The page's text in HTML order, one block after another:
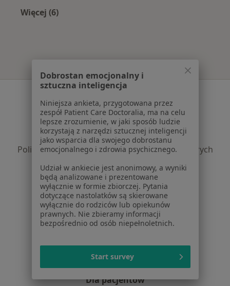
Więcej (6)
Serwis
Regulamin
Polityka prywatności pacjentów
Polityka prywatności profesjonalistów
Polityka prywatności dla profesjonalistów, których
Polityka cookies
Jak działają wyniki wyszukiwania
Dostępność
O nas
Praca Rekrutujemy!
Centrum prasowe
Kontakt
Dla pacjentów
Dobrostan emocjonalny i
sztuczna inteligencja
Niniejsza ankieta, przygotowana przez
zespół Patient Care Doctoralia, ma na celu
lepsze zrozumienie, w jaki sposób ludzie
korzystają z narzędzi sztucznej inteligencji
jako wsparcia dla swojego dobrostanu
emocjonalnego i zdrowia psychicznego.
Udział w ankiecie jest anonimowy, a wyniki
będą analizowane i prezentowane
wyłącznie w formie zbiorczej. Pytania
dotyczące nastolatków są skierowane
wyłącznie do rodziców lub opiekunów
prawnych. Nie zbieramy informacji
bezpośrednio od osób niepełnoletnich.
Start survey